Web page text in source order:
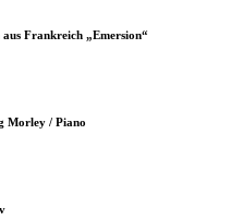
Frankreich „Emersion“
Morley / Piano